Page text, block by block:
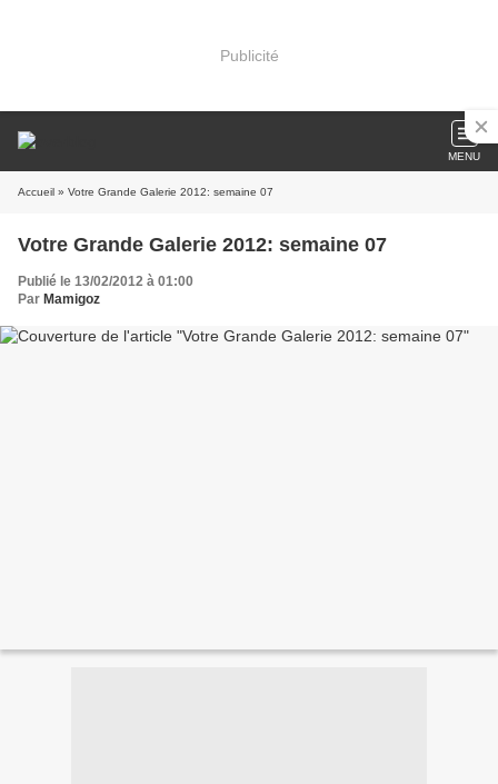
Publicité
MENU
Accueil » Votre Grande Galerie 2012: semaine 07
Votre Grande Galerie 2012: semaine 07
Publié le 13/02/2012 à 01:00
Par Mamigoz